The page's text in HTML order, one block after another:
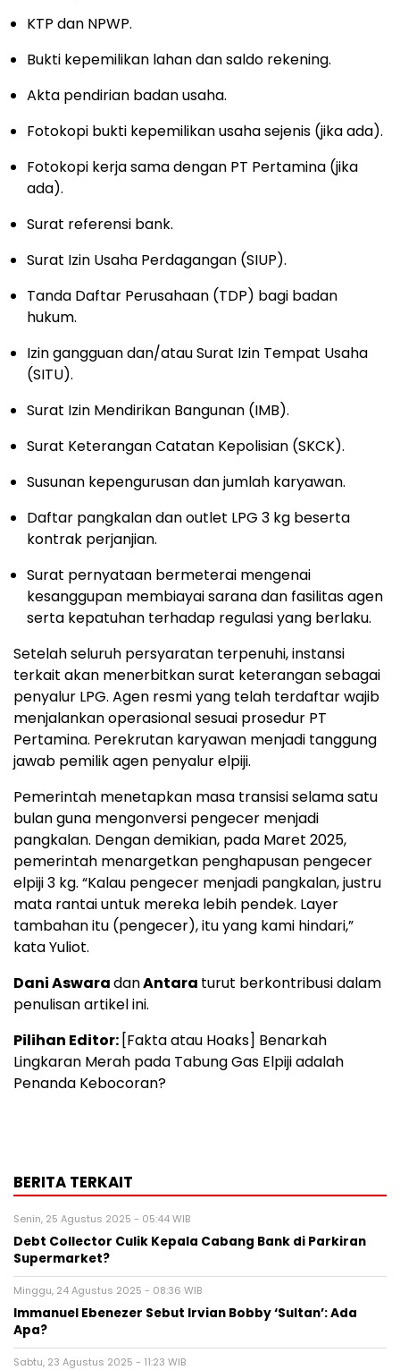
KTP dan NPWP.
Bukti kepemilikan lahan dan saldo rekening.
Akta pendirian badan usaha.
Fotokopi bukti kepemilikan usaha sejenis (jika ada).
Fotokopi kerja sama dengan PT Pertamina (jika
ada).
Surat referensi bank.
Surat Izin Usaha Perdagangan (SIUP).
Tanda Daftar Perusahaan (TDP) bagi badan
hukum.
Izin gangguan dan/atau Surat Izin Tempat Usaha
(SITU).
Surat Izin Mendirikan Bangunan (IMB).
Surat Keterangan Catatan Kepolisian (SKCK).
Susunan kepengurusan dan jumlah karyawan.
Daftar pangkalan dan outlet LPG 3 kg beserta
kontrak perjanjian.
Surat pernyataan bermeterai mengenai
kesanggupan membiayai sarana dan fasilitas agen
serta kepatuhan terhadap regulasi yang berlaku.
Setelah seluruh persyaratan terpenuhi, instansi
terkait akan menerbitkan surat keterangan sebagai
penyalur LPG. Agen resmi yang telah terdaftar wajib
menjalankan operasional sesuai prosedur PT
Pertamina. Perekrutan karyawan menjadi tanggung
jawab pemilik agen penyalur elpiji.
Pemerintah menetapkan masa transisi selama satu
bulan guna mengonversi pengecer menjadi
pangkalan. Dengan demikian, pada Maret 2025,
pemerintah menargetkan penghapusan pengecer
elpiji 3 kg. “Kalau pengecer menjadi pangkalan, justru
mata rantai untuk mereka lebih pendek. Layer
tambahan itu (pengecer), itu yang kami hindari,”
kata Yuliot.
Dani AswaradanAntara turut berkontribusi dalam
penulisan artikel ini.
Pilihan Editor: [Fakta atau Hoaks] Benarkah
Lingkaran Merah pada Tabung Gas Elpiji adalah
Penanda Kebocoran?
BERITA TERKAIT
Senin, 25 Agustus 2025 - 05:44 WIB
Debt Collector Culik Kepala Cabang Bank di Parkiran
Supermarket?
Minggu, 24 Agustus 2025 - 08:36 WIB
Immanuel Ebenezer Sebut Irvian Bobby ‘Sultan’: Ada
Apa?
Sabtu, 23 Agustus 2025 - 11:23 WIB